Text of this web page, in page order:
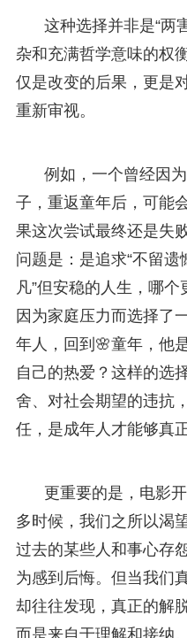
这种选择并非是“两
杂和充满哲学意味的权
仅是改变的后果，更是
重新审视。
例如，一个曾经因
子，重返童年后，可能
果这次尝试最终还是失
问题是：是追求“不留遗
凡”但安稳的人生，哪
因为家庭压力而选择了
年人，回到🌸童年，他
自己的热爱？这样的选
舍、对社会期望的违抗
任，是成年人才能够真
更重要的是，电影
多时候，我们之所以渴
过去的某些人和事心存
为感到后悔。但当我们
却往往发现，真正的解
而是来自于理解和接纳。